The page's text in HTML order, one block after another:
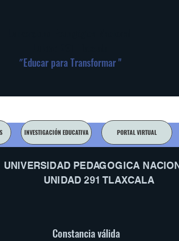
"Educar para Transformar "
INVESTIGACIÓN EDUCATIVA PORTAL VIRTUAL
UNIVERSIDAD PEDAGOGICA
UNIDAD 291 TLAXCALA
Constancia válida